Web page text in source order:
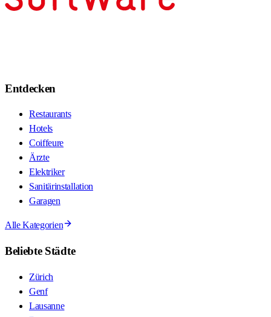
Entdecken
Restaurants
Hotels
Coiffeure
Ärzte
Elektriker
Sanitärinstallation
Garagen
Alle Kategorien
Beliebte Städte
Zürich
Genf
Lausanne